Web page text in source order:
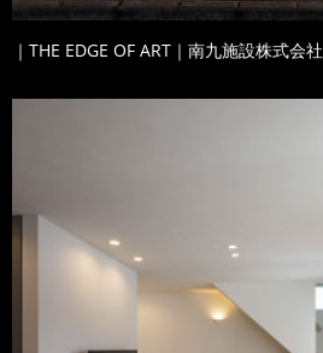
｜THE EDGE OF ART｜南九施設株式会社